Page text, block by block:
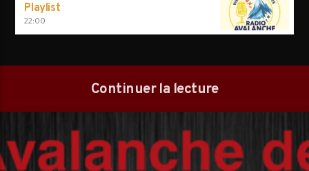
Playlist
22:00
Continuer la lecture